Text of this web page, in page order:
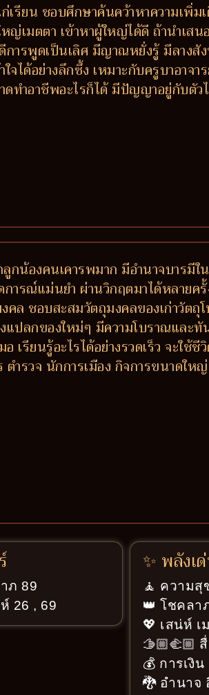
เรียน ชอบศึกษาค้นคว้าหาความเพิ่
เมตตา เข้าหาผู้ใหญ่ได้ดี ถ้านำเส
การพูดเป็นเลิศ มีญาณหยั่งรู้ มีลาง
จได้อย่างลึกซึ้ง เหมาะกับครูบาอา
ทำอาชีพอะไรก็ได้ มีปัญญาอยู่กับตัว
กน้องคนเคารพมาก มีอำนาจบารมี
ารณ์แม่นยำ ผ่านวิกฤตมาได้หลายค
ล ชอบสะสมวัตถุมงคลของเก่าวัตถุ
แปลกของใหม่ๆ มีความโบราณและ
รียนรู้อะไรได้อย่างรวดเร็ว จะใช้
ตำรวจ นักการเมือง กิจการขนาด
ภ 89
26 , 69
✨ พลังเ
🧘 ความ
👑 โชคลา
💖 เสน่ห์
🫱🏼‍🫲🏼
💰 การเงิ
🐉 อำนาจ